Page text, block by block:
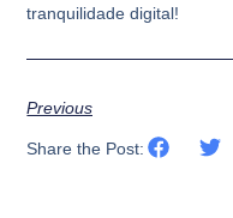
tranquilidade digital!
Previous
Share the Post: